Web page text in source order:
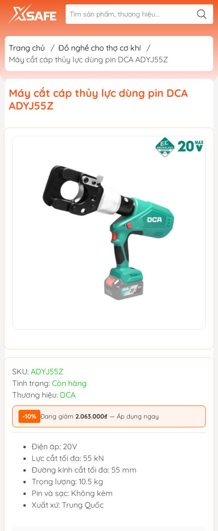
Trang chủ / Đồ nghề cho thợ cơ khí
/
Máy cắt cáp thủy lực dùng pin DCA ADYJ55Z
Máy cắt cáp thủy lực dùng pin DCA
ADYJ55Z
SKU: ADYJ55Z
Tình trạng: Còn hàng
Thương hiệu: DCA
-10% Đang giảm 2.063.000₫ — Áp dụng ngay
Điện áp: 20V
Lực cắt tối đa: 55 kN
Đường kính cắt tối đa: 55 mm
Trọng lượng: 10.5 kg
Pin và sạc: Không kèm
Xuất xứ: Trung Quốc